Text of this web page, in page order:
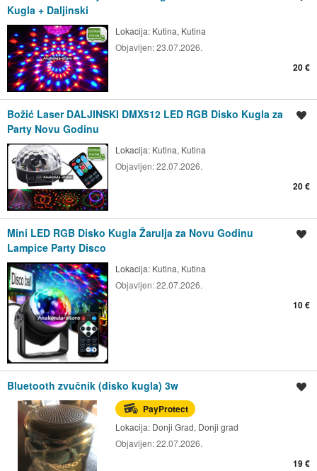
Kugla + Daljinski
Lokacija: Kutina, Kutina
Objavljen:23.07.2026.
20 €
Božić Laser DALJINSKI DMX512 LED RGB Disko Kugla za
Party Novu Godinu
Lokacija: Kutina, Kutina
Objavljen:22.07.2026.
20 €
Mini LED RGB Disko Kugla Žarulja za Novu Godinu
Lampice Party Disco
Lokacija: Kutina, Kutina
Objavljen:22.07.2026.
10 €
Bluetooth zvučnik (disko kugla) 3w
PayProtect
Lokacija: Donji Grad, Donji grad
Objavljen:22.07.2026.
19 €